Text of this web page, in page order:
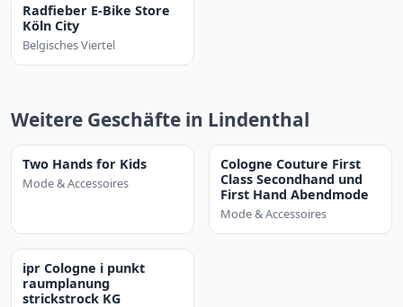
Radfieber E-Bike Store
Köln City
Belgisches Viertel
Weitere Geschäfte in Lindenthal
Two Hands for Kids
Mode & Accessoires
Cologne Couture First
Class Secondhand und
First Hand Abendmode
Mode & Accessoires
ipr Cologne i punkt
raumplanung
strickstrock KG